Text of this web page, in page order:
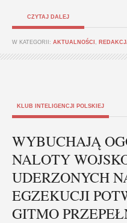
CZYTAJ DALEJ
W KATEGORII: AKTUALNOŚCI
KLUB INTELIGENCJI POLSKIEJ
WYBUCHAJĄ
NALOTY
UDERZONYCH
EGZEKUCJI
GITMO